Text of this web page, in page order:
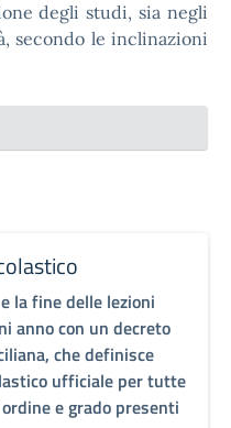
degli studi, sia negli
secondo le inclinazioni
la fine delle lezioni
anno con un decreto
, che definisce
ufficiale per tutte
e grado presenti